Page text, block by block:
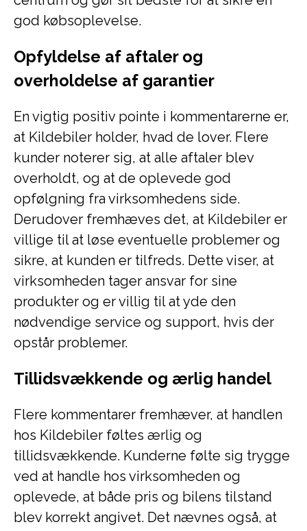
god købsoplevelse.
Opfyldelse af aftaler og
overholdelse af garantier
En vigtig positiv pointe i kommentarerne er,
at Kildebiler holder, hvad de lover. Flere
kunder noterer sig, at alle aftaler blev
overholdt, og at de oplevede god
opfølgning fra virksomhedens side.
Derudover fremhæves det, at Kildebiler er
villige til at løse eventuelle problemer og
sikre, at kunden er tilfreds. Dette viser, at
virksomheden tager ansvar for sine
produkter og er villig til at yde den
nødvendige service og support, hvis der
opstår problemer.
Tillidsvækkende og ærlig handel
Flere kommentarer fremhæver, at handlen
hos Kildebiler føltes ærlig og
tillidsvækkende. Kunderne følte sig trygge
ved at handle hos virksomheden og
oplevede, at både pris og bilens tilstand
blev korrekt angivet. Det nævnes også, at